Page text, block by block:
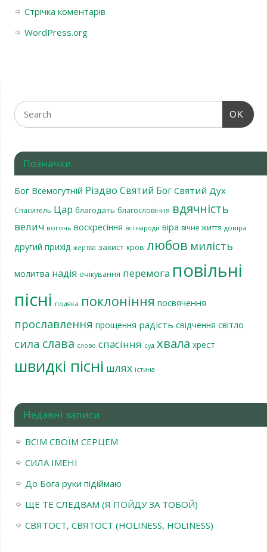
Стрічка коментарів
WordPress.org
OK
Позначки
Бог Всемогутній Різдво Святий Бог Святий Дух
Спаситель Цар благодать благословіння вдячність
велич вогонь воскресіння всі народи віра вічне життя довіра
другий прихід жертва захист кров любов милість
молитва надія очікування перемога повільні
пісні подяка поклоніння посвячення
прославлення прощення радість свідчення світло
сила слава слово спасіння суд хвала хрест
швидкі пісні шлях істина
Недавні записи
ВСІМ СВОЇМ СЕРЦЕМ
СИЛА ІМЕНІ
До Бога руки підіймаю
ЩЕ ТЕ СЛЕДВАМ (Я ПОЙДУ ЗА ТОБОЙ)
СВЯТОСТ, СВЯТОСТ (HOLINESS, HOLINESS)